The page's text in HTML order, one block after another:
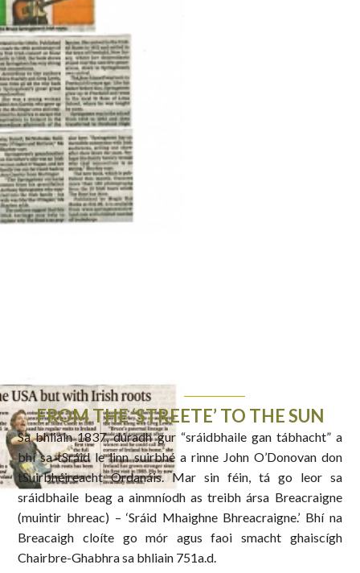
FROM THE ‘STREETE’ TO THE SUN
Sa bhliain 1837, dúradh gur “sráidbhaile gan tábhacht” a
bhí sa tSráid le linn suirbhé a rinne John O’Donovan don
tSuirbhéireacht Ordanáis. Mar sin féin, tá go leor sa
sráidbhaile beag a ainmníodh as treibh ársa Breacraigne
(muintir bhreac) – ‘Sráid Mhaighne Bhreacraigne.’ Bhí na
Breacaigh cloíte go mór agus faoi smacht ghaiscígh
Chairbre-Ghabhra sa bhliain 751a.d.